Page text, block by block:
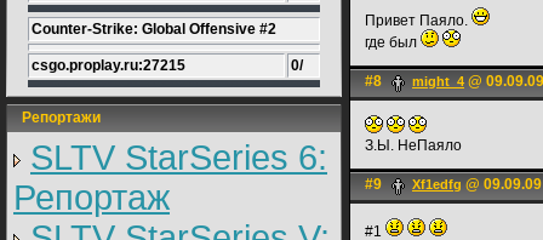
Counter-Strike: Global Offensive #2
csgo.proplay.ru:27215 0/
Репортажи
SLTV StarSeries 6:
Репортаж
Привет Паяло.
где был
#8 might_4 @
З.Ы. НеПаяло
#9 Xf1edfg @
#1